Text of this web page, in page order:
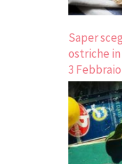
Saper
ostriche
3 Febbraio